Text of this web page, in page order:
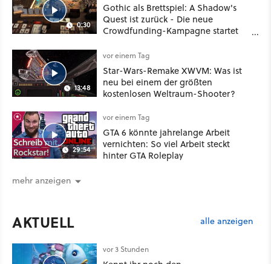
0:30
Gothic als Brettspiel: A Shadow's
Quest ist zurück - Die neue
Crowdfunding-Kampagne startet
13:48
vor einem Tag
Star-Wars-Remake XWVM: Was ist
neu bei einem der größten
kostenlosen Weltraum-Shooter?
29:54
vor einem Tag
GTA 6 könnte jahrelange Arbeit
vernichten: So viel Arbeit steckt
hinter GTA Roleplay
mehr anzeigen
AKTUELL alle anzeigen
vor 3 Stunden